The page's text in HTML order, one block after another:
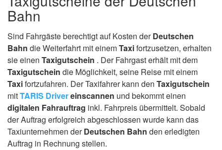
Bahn
Sind Fahrgäste berechtigt auf Kosten derDeutschen
Bahn die Weiterfahrt mit einemTaxifortzusetzen, erhalten
sie einen Taxigutschein . Der Fahrgast erhält mit dem
Taxigutschein die Möglichkeit, seine Reise mit einem
Taxifortzufahren. Der Taxifahrer kann den Taxigutschein
mitTARIS Drivereinscannen und bekommt einen
digitalen Fahrauftrag inkl. Fahrpreis übermittelt. Sobald
der Auftrag erfolgreich abgeschlossen wurde kann das
Taxiunternehmen derDeutschen Bahn den erledigten
Auftrag in Rechnung stellen.